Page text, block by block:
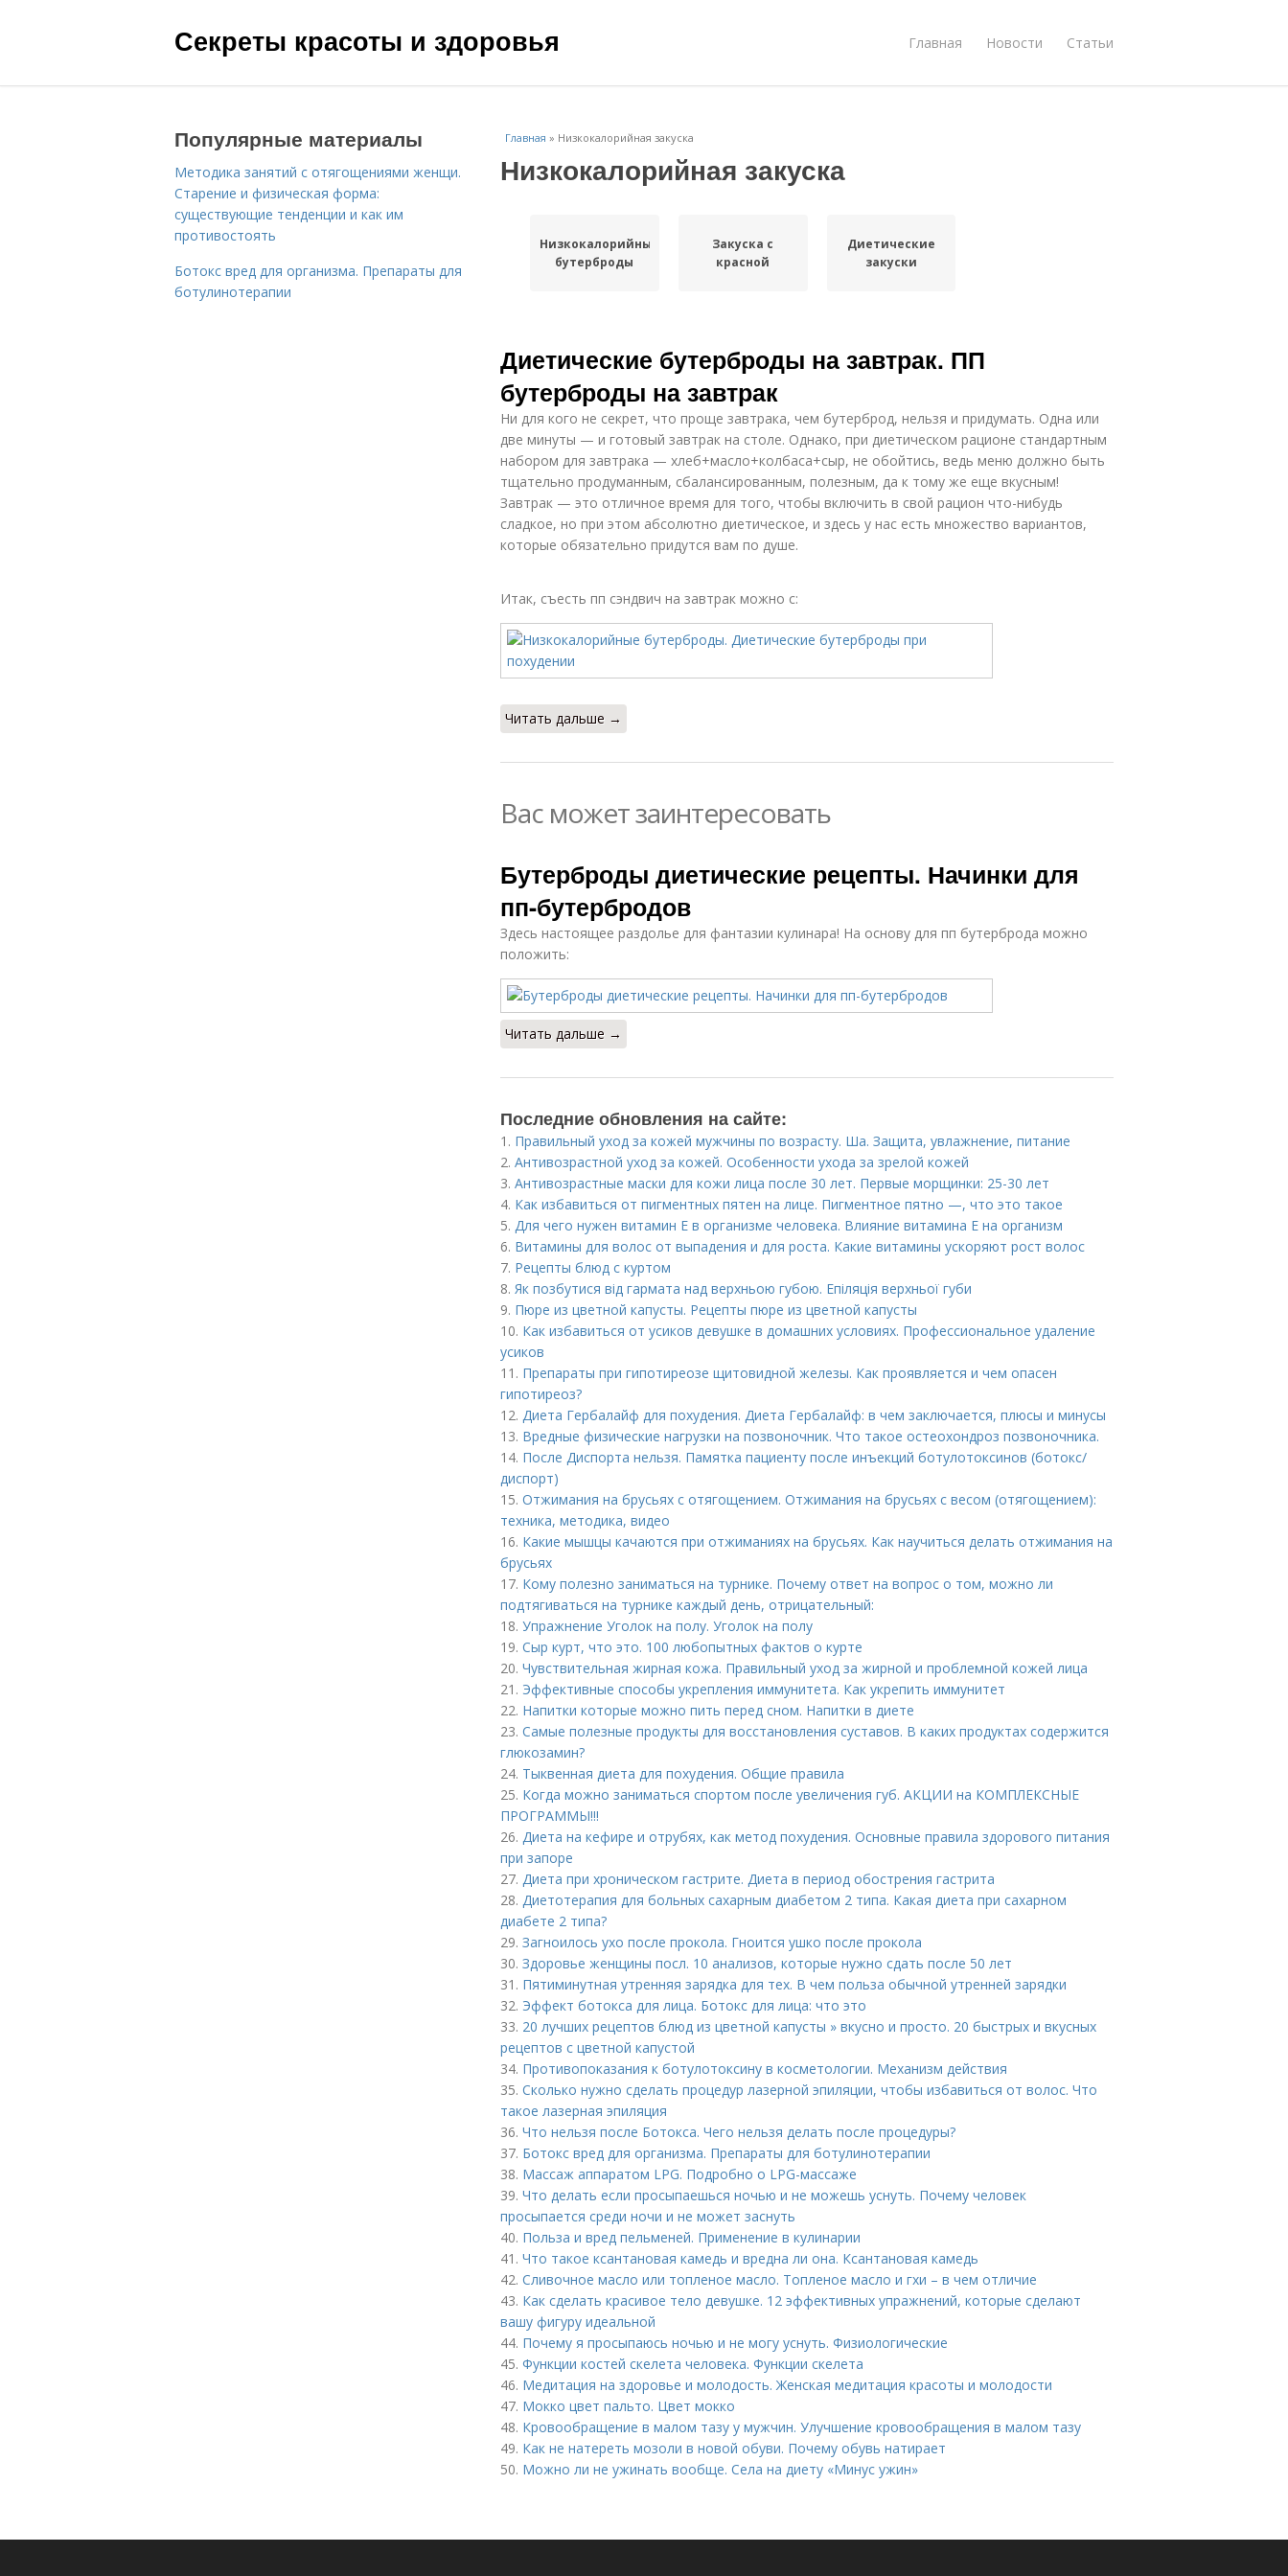
Секреты красоты и здоровья Главная Новости Статьи
Главная » Низкокалорийная закуска
Низкокалорийная закуска
Низкокалорийные
бутерброды
Закуска с
красной
Диетические
закуски
Диетические бутерброды на завтрак. ПП
бутерброды на завтрак
Ни для кого не секрет, что проще завтрака, чем бутерброд, нельзя и придумать. Одна или
две минуты — и готовый завтрак на столе. Однако, при диетическом рационе стандартным
набором для завтрака — хлеб+масло+колбаса+сыр, не обойтись, ведь меню должно быть
тщательно продуманным, сбалансированным, полезным, да к тому же еще вкусным!
Завтрак — это отличное время для того, чтобы включить в свой рацион что-нибудь
сладкое, но при этом абсолютно диетическое, и здесь у нас есть множество вариантов,
которые обязательно придутся вам по душе.
Итак, съесть пп сэндвич на завтрак можно с:
Читать дальше →
Вас может заинтересовать
Бутерброды диетические рецепты. Начинки для
пп-бутербродов
Здесь настоящее раздолье для фантазии кулинара! На основу для пп бутерброда можно
положить:
Читать дальше →
Последние обновления на сайте:
1. Правильный уход за кожей мужчины по возрасту. Ша. Защита, увлажнение, питание
2. Антивозрастной уход за кожей. Особенности ухода за зрелой кожей
3. Антивозрастные маски для кожи лица после 30 лет. Первые морщинки: 25-30 лет
4. Как избавиться от пигментных пятен на лице. Пигментное пятно —, что это такое
5. Для чего нужен витамин Е в организме человека. Влияние витамина E на организм
6. Витамины для волос от выпадения и для роста. Какие витамины ускоряют рост волос
7. Рецепты блюд с куртом
8. Як позбутися від гармата над верхньою губою. Епіляція верхньої губи
9. Пюре из цветной капусты. Рецепты пюре из цветной капусты
10. Как избавиться от усиков девушке в домашних условиях. Профессиональное удаление
усиков
11. Препараты при гипотиреозе щитовидной железы. Как проявляется и чем опасен
гипотиреоз?
12. Диета Гербалайф для похудения. Диета Гербалайф: в чем заключается, плюсы и минусы
13. Вредные физические нагрузки на позвоночник. Что такое остеохондроз позвоночника.
14. После Диспорта нельзя. Памятка пациенту после инъекций ботулотоксинов (ботокс/
диспорт)
15. Отжимания на брусьях с отягощением. Отжимания на брусьях с весом (отягощением):
техника, методика, видео
16. Какие мышцы качаются при отжиманиях на брусьях. Как научиться делать отжимания на
брусьях
17. Кому полезно заниматься на турнике. Почему ответ на вопрос о том, можно ли
подтягиваться на турнике каждый день, отрицательный:
18. Упражнение Уголок на полу. Уголок на полу
19. Сыр курт, что это. 100 любопытных фактов о курте
20. Чувствительная жирная кожа. Правильный уход за жирной и проблемной кожей лица
21. Эффективные способы укрепления иммунитета. Как укрепить иммунитет
22. Напитки которые можно пить перед сном. Напитки в диете
23. Самые полезные продукты для восстановления суставов. В каких продуктах содержится
глюкозамин?
24. Тыквенная диета для похудения. Общие правила
25. Когда можно заниматься спортом после увеличения губ. АКЦИИ на КОМПЛЕКСНЫЕ
ПРОГРАММЫ!!!
26. Диета на кефире и отрубях, как метод похудения. Основные правила здорового питания
при запоре
27. Диета при хроническом гастрите. Диета в период обострения гастрита
28. Диетотерапия для больных сахарным диабетом 2 типа. Какая диета при сахарном
диабете 2 типа?
29. Загноилось ухо после прокола. Гноится ушко после прокола
30. Здоровье женщины посл. 10 анализов, которые нужно сдать после 50 лет
31. Пятиминутная утренняя зарядка для тех. В чем польза обычной утренней зарядки
32. Эффект ботокса для лица. Ботокс для лица: что это
33. 20 лучших рецептов блюд из цветной капусты » вкусно и просто. 20 быстрых и вкусных
рецептов с цветной капустой
34. Противопоказания к ботулотоксину в косметологии. Механизм действия
35. Сколько нужно сделать процедур лазерной эпиляции, чтобы избавиться от волос. Что
такое лазерная эпиляция
36. Что нельзя после Ботокса. Чего нельзя делать после процедуры?
37. Ботокс вред для организма. Препараты для ботулинотерапии
38. Массаж аппаратом LPG. Подробно о LPG-массаже
39. Что делать если просыпаешься ночью и не можешь уснуть. Почему человек
просыпается среди ночи и не может заснуть
40. Польза и вред пельменей. Применение в кулинарии
41. Что такое ксантановая камедь и вредна ли она. Ксантановая камедь
42. Сливочное масло или топленое масло. Топленое масло и гхи – в чем отличие
43. Как сделать красивое тело девушке. 12 эффективных упражнений, которые сделают
вашу фигуру идеальной
44. Почему я просыпаюсь ночью и не могу уснуть. Физиологические
45. Функции костей скелета человека. Функции скелета
46. Медитация на здоровье и молодость. Женская медитация красоты и молодости
47. Мокко цвет пальто. Цвет мокко
48. Кровообращение в малом тазу у мужчин. Улучшение кровообращения в малом тазу
49. Как не натереть мозоли в новой обуви. Почему обувь натирает
50. Можно ли не ужинать вообще. Села на диету «Минус ужин»
Популярные материалы
Методика занятий с отягощениями женщи.
Старение и физическая форма:
существующие тенденции и как им
противостоять
Ботокс вред для организма. Препараты для
ботулинотерапии